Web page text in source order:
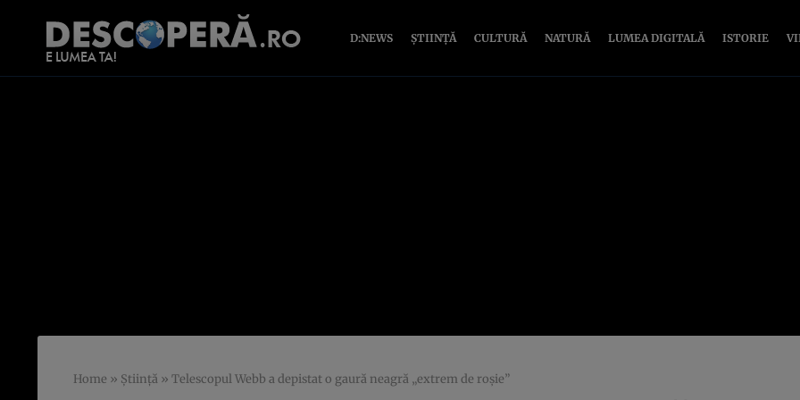
D:NEWS ȘTIINȚĂ CULTURĂ NATURĂ LUMEA DIGITALĂ ISTORIE
Home » Știință » Telescopul Webb a depistat o gaură neagră „extrem de roșie”